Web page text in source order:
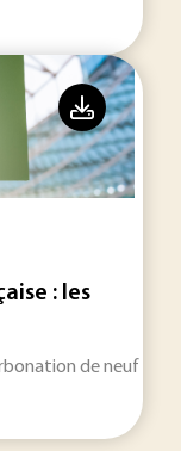
: les
de neuf